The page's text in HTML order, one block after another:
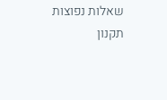
שאלות נפוצות
תקנון